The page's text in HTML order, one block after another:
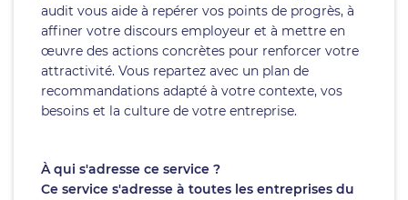
audit vous aide à repérer vos points de progrès, à
affiner votre discours employeur et à mettre en
œuvre des actions concrètes pour renforcer votre
attractivité. Vous repartez avec un plan de
recommandations adapté à votre contexte, vos
besoins et la culture de votre entreprise.
À qui s'adresse ce service ?
Ce service s'adresse à toutes les entreprises du